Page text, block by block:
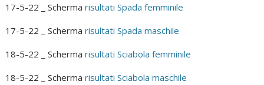
17-5-22 _ Schermarisultati Spada femminile
17-5-22 _ Schermarisultati Spada maschile
18-5-22 _ Schermarisultati Sciabola femminile
18-5-22 _ Schermarisultati Sciabola maschile